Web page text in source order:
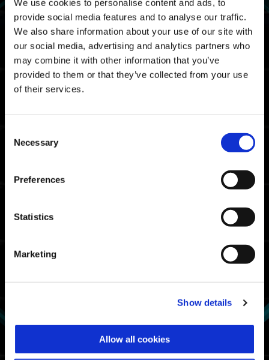
We use cookies to personalise content and ads, to
provide social media features and to analyse our traffic.
We also share information about your use of our site with
our social media, advertising and analytics partners who
may combine it with other information that you’ve
provided to them or that they’ve collected from your use
of their services.
Selection
Necessary
Preferences
Statistics
Marketing
Show details
Allow all cookies
prémium y ahora va a volver a estar a la
venta.
¿Tengo que volver a comprar el prémium
para conseguir las recompensas?
Cuéntame algo más de Xbox Game Pass.
sesión iniciada con varias cuentas de
a comprarlo con otra, pero no puedo.
«BUSCAR SALA» en una partida
personalizada de Marea jurásica tras
jugar a Exoprimal?